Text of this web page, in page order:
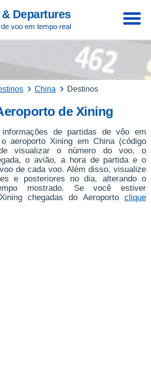
Departures
voo em tempo real
China Destinos
de Xining
informações de partidas de vôo em
aeroporto Xining em China (código
visualizar o número do voo, o
o avião, a hora de partida e o
de cada voo. Além disso, visualize
e posteriores no dia, alterando o
mostrado. Se você estiver
chegadas do Aeroporto clique